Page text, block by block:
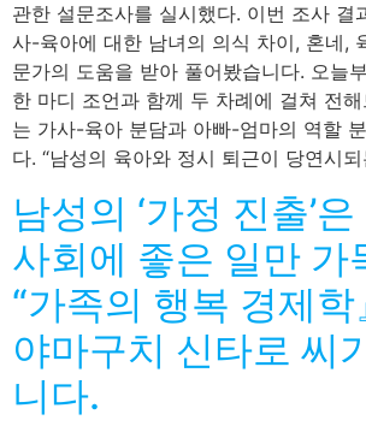
관한 설문조사를 실시했다. 이번 조사 결
사-육아에 대한 남녀의 의식 차이, 혼네,
문가의 도움을 받아 풀어봤습니다. 오늘
한 마디 조언과 함께 두 차례에 걸쳐 전해
는 가사-육아 분담과 아빠-엄마의 역할
다. “남성의 육아와 정시 퇴근이 당연시
남성의 ‘가정 진출’
사회에 좋은 일만
“가족의 행복 경제
야마구치 신타로 씨
니다.